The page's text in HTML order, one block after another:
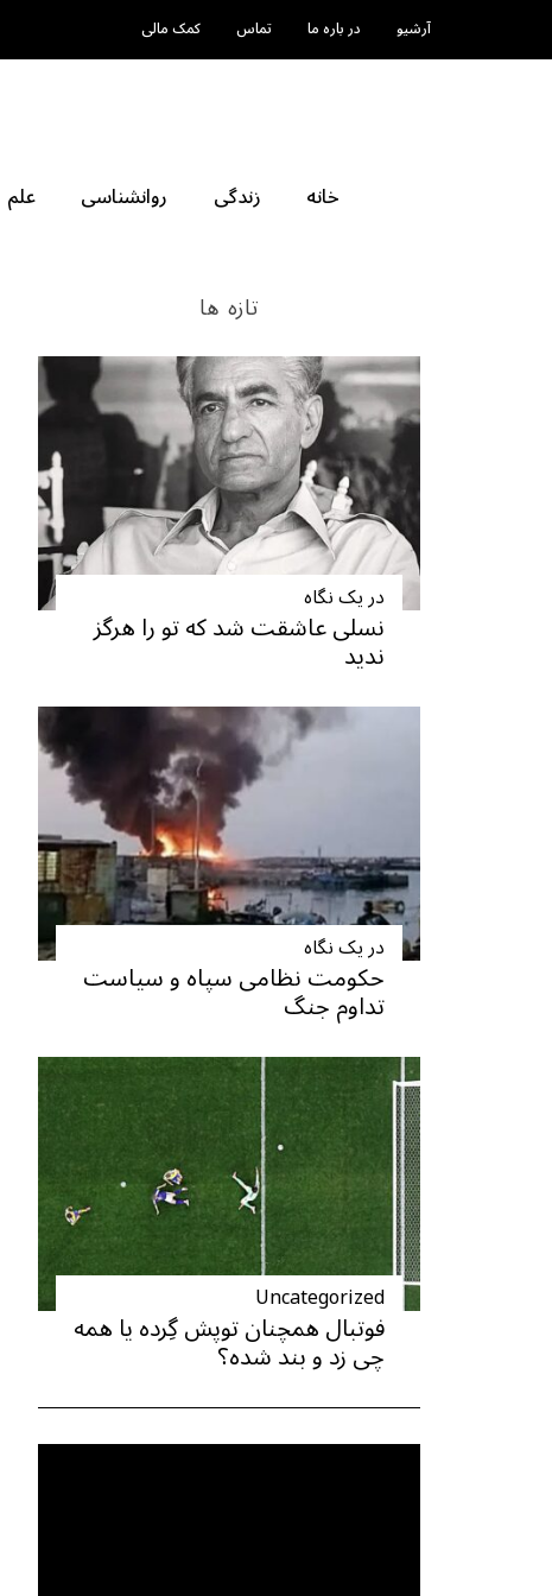
آرشیو در باره ما تماس کمک مالی
خانه زندگی روانشناسی علم
تازه ها
در یک نگاه
نسلی عاشقت شد که تو را هرگز
ندید
در یک نگاه
حکومت نظامی سپاه و سیاست
تداوم جنگ
Uncategorized
فوتبال همچنان توپش گِرده یا همه
چی زد و بند شده؟